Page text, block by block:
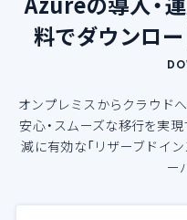
料でダウンロ
オンプレミスからクラウド
安心・スムーズな移行を実現
減に有効な「リザーブドイ
ー